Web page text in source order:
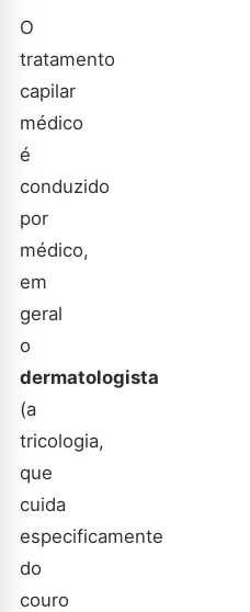
O
tratamento
capilar
médico
é
conduzido
por
médico,
em
geral
o
dermatologista
(a
tricologia,
que
cuida
especificamente
do
couro